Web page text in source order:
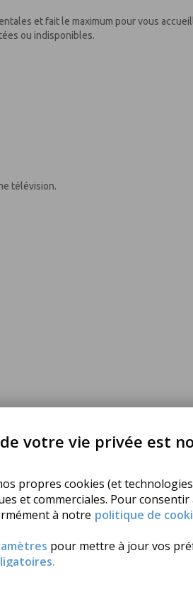
votre vie privée est
propres cookies (et
et commerciales. Pour
à notre politique de
pour mettre à jour vos
et fait le maximum pour vous
ou indisponibles.
télévision.
télévision.